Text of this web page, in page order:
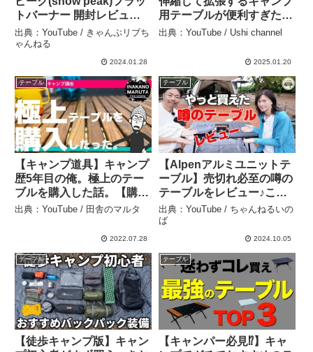
トバーナー 開封レビュー
組み立て方&使い方紹介
IGTテーブルと延長器具栓
ホルダー登場 – きゃんぷリ
出典：YouTube / きゃんぷリブち
ゃんねる
2024.01.28
用テーブルが便利すぎた
（kimicamp/ノビテーブ
出典：YouTube / Ushi channel
2025.01.20
テーブル
【キャンプ道具】キャンプ
歴5年目の俺。極上のテー
ブルを購入した話。【購入
動画】 – 田舎のマルタ
出典：YouTube / 田舎のマルタ
2022.07.28
テーブル
【Alpenアルミユニットテ
ーブル】売切れ必至の噂の
テーブルをレビュー♪これ
は買って正解でした！ – ち
ゃんねるいのば
出典：YouTube / ちゃんねるいの
ば
2024.10.05
テーブル
【徒歩キャンプ版】キャン
テーブル
【キャンパー必見⁉️】キャ